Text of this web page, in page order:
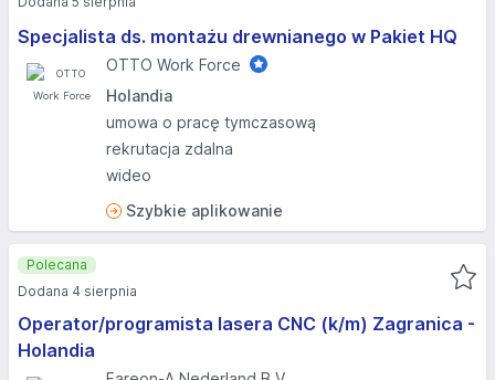
Specjalista ds. montażu drewnianego w Pakiet HQ
OTTO Work Force
Holandia
umowa o pracę tymczasową
rekrutacja zdalna
wideo
Szybkie aplikowanie
Operator/programista lasera CNC (k/m) Zagranica -
Holandia
Polecana
Dodana 4 sierpnia